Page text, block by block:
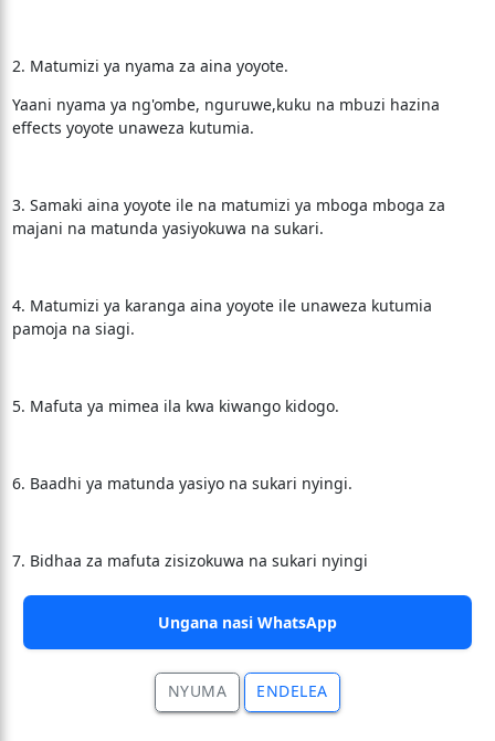
2. Matumizi ya nyama za aina yoyote.
Yaani nyama ya ng'ombe, nguruwe,kuku na mbuzi hazina
effects yoyote unaweza kutumia.
3. Samaki aina yoyote ile na matumizi ya mboga mboga za
majani na matunda yasiyokuwa na sukari.
4. Matumizi ya karanga aina yoyote ile unaweza kutumia
pamoja na siagi.
5. Mafuta ya mimea ila kwa kiwango kidogo.
6. Baadhi ya matunda yasiyo na sukari nyingi.
7. Bidhaa za mafuta zisizokuwa na sukari nyingi
Ungana nasi WhatsApp
NYUMA ENDELEA